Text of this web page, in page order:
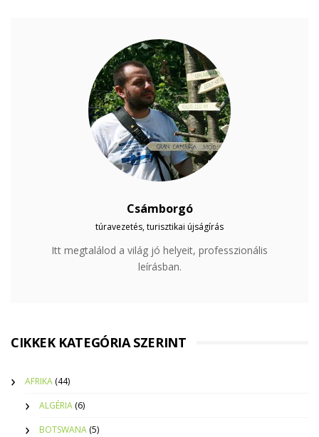
Csámborgó
túravezetés, turisztikai újságírás
Itt megtalálod a világ jó helyeit, professzionális
leírásban.
CIKKEK KATEGÓRIA SZERINT
AFRIKA (44)
ALGÉRIA (6)
BOTSWANA (5)